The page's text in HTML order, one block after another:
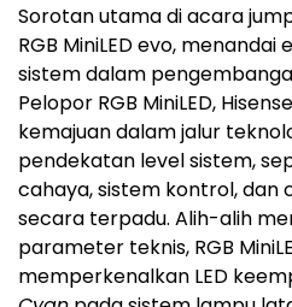
Sorotan utama di acara
RGB MiniLED evo,
sistem dalam
Pelopor RGB MiniLED,
kemajuan dalam jalur
pendekatan level sistem,
cahaya, sistem kontrol, dan
secara terpadu. Alih-alih
parameter teknis, RGB
memperkenalkan LED